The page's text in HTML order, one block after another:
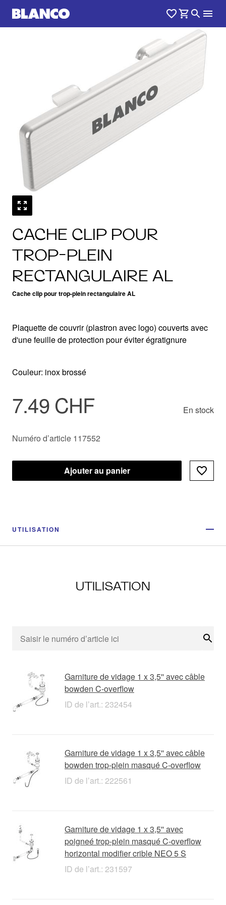
CACHE CLIP POUR
TROP-PLEIN
RECTANGULAIRE AL
Cache clip pour trop-plein rectangulaire AL
1
Plaquette de couvrir (plastron avec logo) couverts avec
d'une feuille de protection pour éviter égratignure
Couleur: inox brossé
7.49 CHF En stock
Numéro d’article 117552
Ajouter au panier
UTILISATION
UTILISATION
Garniture de vidage 1 x 3,5'' avec câble
bowden C-overflow
ID de l’art.: 232454
Garniture de vidage 1 x 3,5'' avec câble
bowden trop-plein masqué C-overflow
ID de l’art.: 222561
Garniture de vidage 1 x 3,5'' avec
poigneé trop-plein masqué C-overflow
horizontal modifier crible NEO 5 S
ID de l’art.: 231597